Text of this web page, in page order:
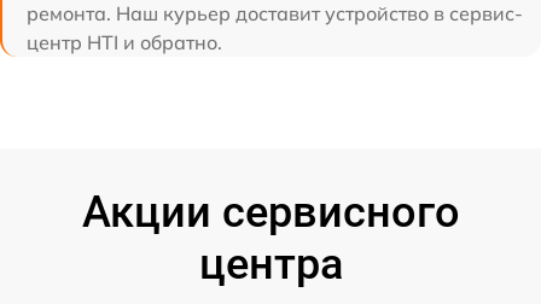
ремонта. Наш курьер доставит устройство в сервис-
центр HTI и обратно.
Акции сервисного
центра